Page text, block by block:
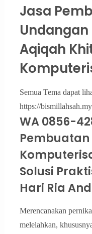
Jasa
Aqiqah
Semua Tema dapat
https://
WA 0856-
Solusi
Hari Ria
Merencanakan
melelahkan,